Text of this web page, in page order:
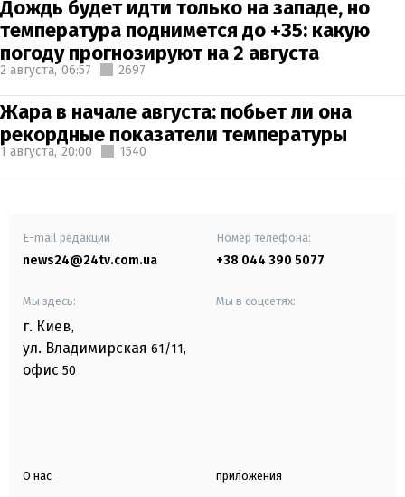
Дождь будет идти только на западе, но
температура поднимется до +35: какую
погоду прогнозируют на 2 августа
2 августа, 06:57 2697
Жара в начале августа: побьет ли она
рекордные показатели температуры
1 августа, 20:00 1540
E-mail редакции
news24@24tv.com.ua
Номер телефона:
+38 044 390 5077
Мы здесь:
г. Киев,
ул. Владимирская 61/11,
офис 50
Мы в соцсетях:
О нас приложения